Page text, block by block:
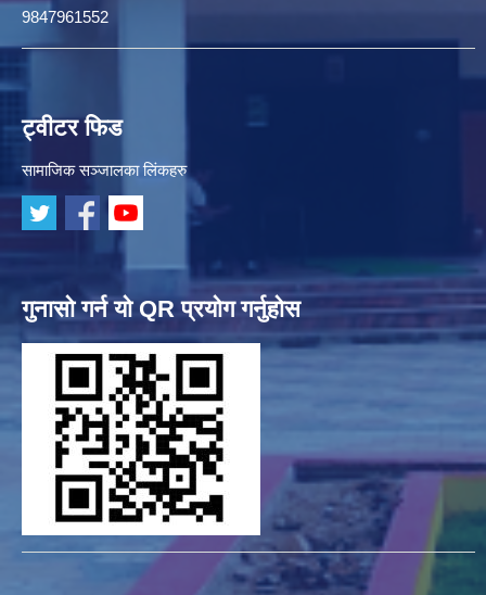
9847961552
ट्वीटर फिड
सामाजिक सञ्जालका लिंकहरु
गुनासो गर्न यो QR प्रयोग गर्नुहोस